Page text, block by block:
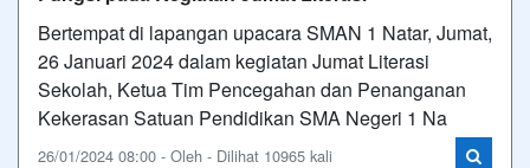
Bertempat di lapangan upacara SMAN 1 Natar, Jumat,
26 Januari 2024 dalam kegiatan Jumat Literasi
Sekolah, Ketua Tim Pencegahan dan Penanganan
Kekerasan Satuan Pendidikan SMA Negeri 1 Na
26/01/2024 08:00 - Oleh - Dilihat 10965 kali